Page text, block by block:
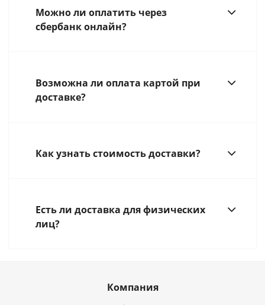
Можно ли оплатить через
сбербанк онлайн?
Возможна ли оплата картой при
доставке?
Как узнать стоимость доставки?
Есть ли доставка для физических
лиц?
Компания